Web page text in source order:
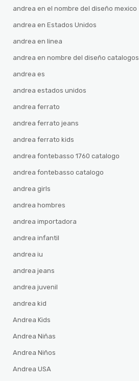
andrea en el nombre del diseño mexico
andrea en Estados Unidos
andrea en linea
andrea en nombre del diseño catalogos
andrea es
andrea estados unidos
andrea ferrato
andrea ferrato jeans
andrea ferrato kids
andrea fontebasso 1760 catalogo
andrea fontebasso catalogo
andrea girls
andrea hombres
andrea importadora
andrea infantil
andrea iu
andrea jeans
andrea juvenil
andrea kid
Andrea Kids
Andrea Niñas
Andrea Niños
Andrea USA